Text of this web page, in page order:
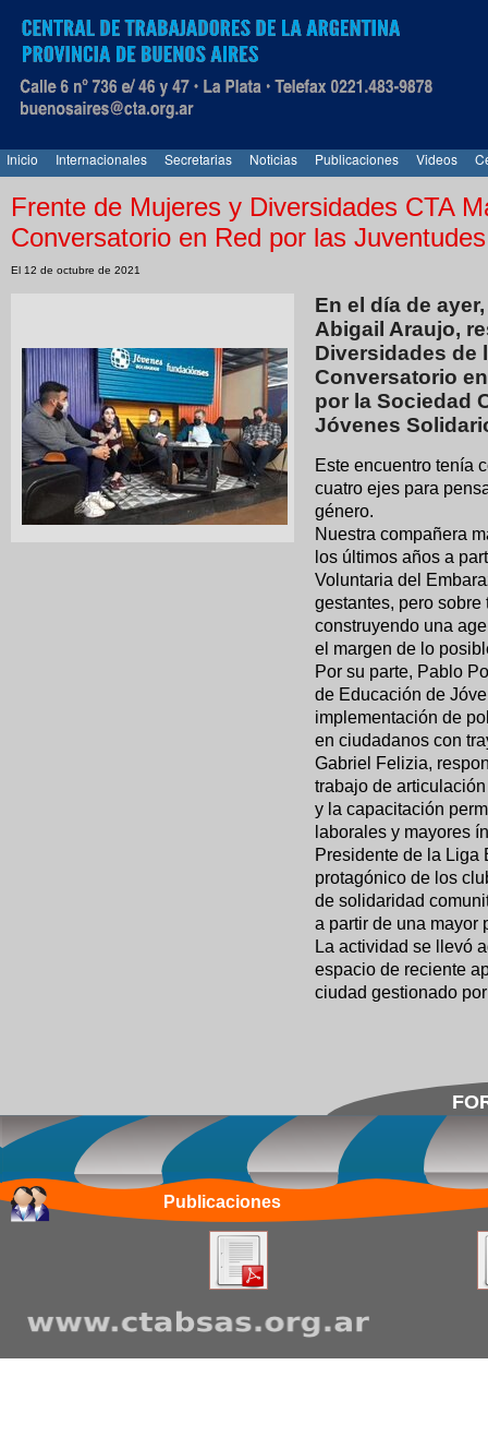
Inicio Internacionales Secretarias Noticias Publicaciones Videos
Frente de Mujeres y Diversidades CTA
Conversatorio en Red por las Juventudes
El 12 de octubre de 2021
En el día de
Abigail Araujo,
Diversidades de
Conversatorio
por la Sociedad
Jóvenes
Este encuentro tenía
cuatro ejes para
género.
Nuestra compañera
los últimos años a
Voluntaria del
gestantes, pero
construyendo una
el margen de lo
Por su parte, Pablo
de Educación de
implementación de
en ciudadanos con
Gabriel Felizia,
trabajo de
y la capacitación
laborales y mayores
Presidente de la Liga
protagónico de los
de solidaridad
a partir de una mayor
La actividad se llevó
espacio de reciente
ciudad gestionado
Publicaciones